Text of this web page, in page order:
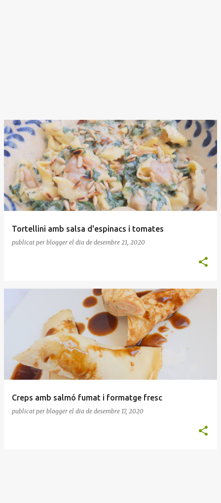
Tortellini amb salsa d'espinacs i tomates
publicat per blogger el dia de desembre 21, 2020
Creps amb salmó fumat i formatge fresc
publicat per blogger el dia de desembre 17, 2020